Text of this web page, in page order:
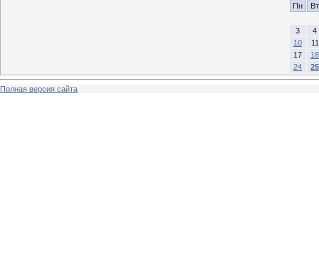
Пн
Вт
3
4
10
11
17
18
24
25
Полная версия сайта